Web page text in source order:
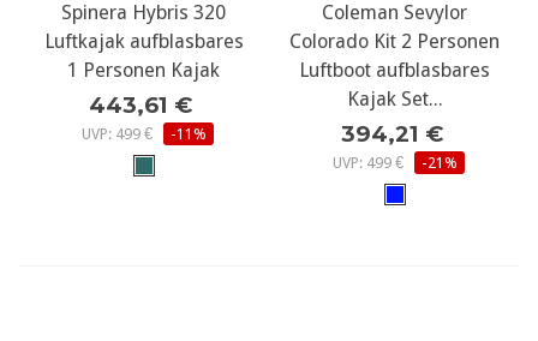
Spinera Hybris 320
Luftkajak aufblasbares
1 Personen Kajak
443,61 €
UVP: 499 € -11%
Coleman Sevylor
Colorado Kit 2 Personen
Luftboot aufblasbares
Kajak Set...
394,21 €
UVP: 499 € -21%